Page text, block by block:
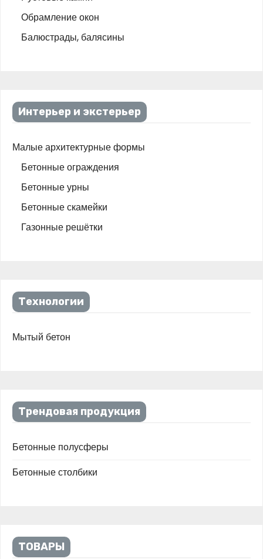
Обрамление окон
Балюстрады, балясины
Интерьер и экстерьер
Малые архитектурные формы
Бетонные ограждения
Бетонные урны
Бетонные скамейки
Газонные решётки
Технологии
Мытый бетон
Трендовая продукция
Бетонные полусферы
Бетонные столбики
ТОВАРЫ